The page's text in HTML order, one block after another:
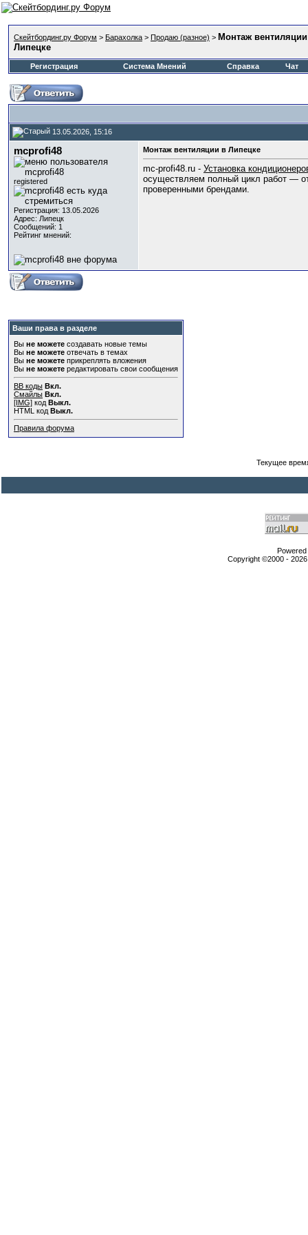
Скейтбординг.ру Форум > Барахолка > Продаю (разное) > Монтаж
Липецке
Регистрация Система Мнений Справка Чат
13.05.2026, 15:16
mcprofi48
registered
Регистрация: 13.05.2026
Адрес: Липецк
Сообщений: 1
Рейтинг мнений:
Монтаж вентиляции в Липецке
mc-profi48.ru - Установка
осуществляем полный цикл работ —
проверенными брендами.
Ваши права в разделе
Вы не можете создавать новые темы
Вы не можете отвечать в темах
Вы не можете прикреплять вложения
Вы не можете редактировать свои сообщения
BB коды Вкл.
Смайлы Вкл.
[IMG] код Выкл.
HTML код Выкл.
Правила форума
Текущее
Copyright ©2000 -